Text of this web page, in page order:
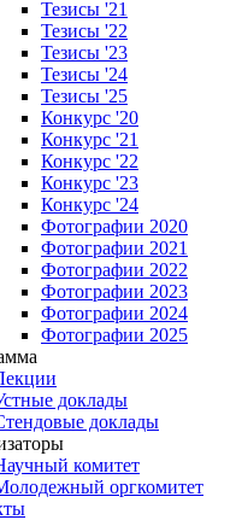
Тезисы '21
Тезисы '22
Тезисы '23
Тезисы '24
Тезисы '25
Конкурс '20
Конкурс '21
Конкурс '22
Конкурс '23
Конкурс '24
Фотографии 2020
Фотографии 2021
Фотографии 2022
Фотографии 2023
Фотографии 2024
Фотографии 2025
доклады
доклады
комитет
оргкомитет